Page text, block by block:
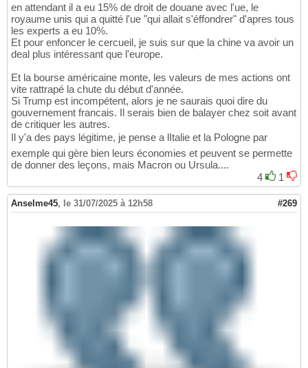
en attendant il a eu 15% de droit de douane avec l'ue, le
royaume unis qui a quitté l'ue "qui allait s'éffondrer" d'apres tous
les experts a eu 10%.
Et pour enfoncer le cercueil, je suis sur que la chine va avoir un
deal plus intéressant que l'europe.
Et la bourse américaine monte, les valeurs de mes actions ont
vite rattrapé la chute du début d'année.
Si Trump est incompétent, alors je ne saurais quoi dire du
gouvernement francais. Il serais bien de balayer chez soit avant
de critiquer les autres.
Il y'a des pays légitime, je pense a lItalie et la Pologne par
exemple qui gère bien leurs économies et peuvent se permette
de donner des leçons, mais Macron ou Ursula....
4
1
Anselme45, le 31/07/2025 à 12h58 #269